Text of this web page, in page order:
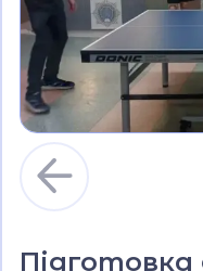
Підготовка